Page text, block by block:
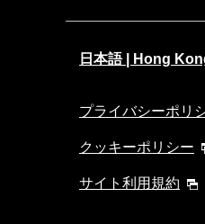
日本語 | Hong
プライバシーポリ
クッキーポリシー
サイト利用規約